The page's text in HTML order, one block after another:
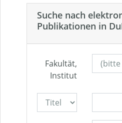
Suche nach
Publikationen in
Fakultät,
Institut